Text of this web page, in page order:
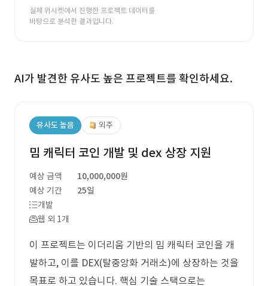
실제 위시켓에서 진행한 프로젝트 데이터를
바탕으로 분석한 결과입니다.
AI가 발견한 유사도 높은 프로젝트를 확인하세요.
유사도 높음 외주
밈 캐릭터 코인 개발 및 dex 상장 지원
예상 금액
10,000,000원
예상 기간
25일
개발
웹 외 1개
이 프로젝트는 이더리움 기반의 밈 캐릭터 코인을 개
발하고, 이를 DEX(탈중앙화 거래소)에 상장하는 것을
목표로 하고 있습니다. 핵심 기술 스택으로는